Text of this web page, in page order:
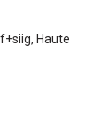
Haute